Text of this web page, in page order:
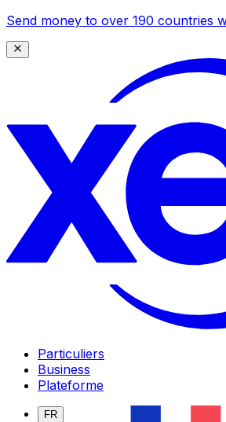
Send money to over 190 countries
Particuliers
Business
Plateforme
FR